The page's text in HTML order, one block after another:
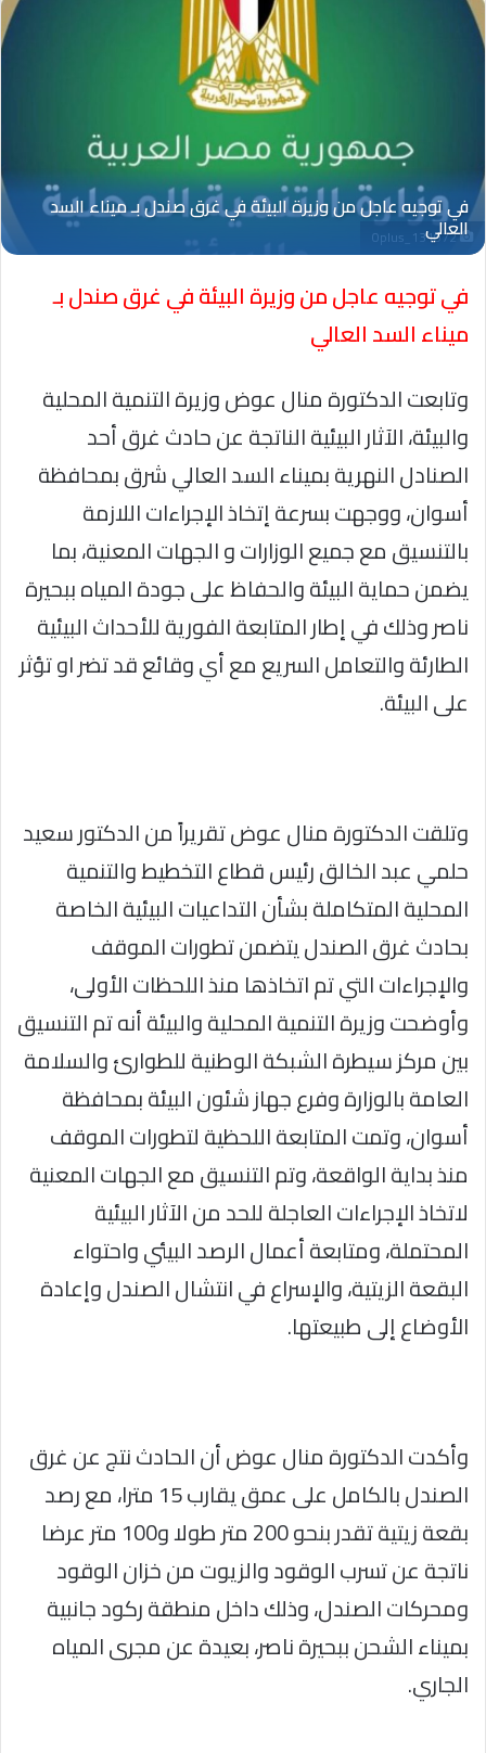
Oplus_131072
في توجيه عاجل من وزيرة البيئة في غرق صندل بـ
ميناء السد العالي
وتابعت الدكتورة منال عوض وزيرة التنمية المحلية
والبيئة، الآثار البيئية الناتجة عن حادث غرق أحد
الصنادل النهرية بميناء السد العالي شرق بمحافظة
أسوان، ووجهت بسرعة إتخاذ الإجراءات اللازمة
بالتنسيق مع جميع الوزارات و الجهات المعنية، بما
يضمن حماية البيئة والحفاظ على جودة المياه ببحيرة
ناصر وذلك في إطار المتابعة الفورية للأحداث البيئية
الطارئة والتعامل السريع مع أي وقائع قد تضر او تؤثر
على البيئة.
وتلقت الدكتورة منال عوض تقريراً من الدكتور سعيد
حلمي عبد الخالق رئيس قطاع التخطيط والتنمية
المحلية المتكاملة بشأن التداعيات البيئية الخاصة
بحادث غرق الصندل يتضمن تطورات الموقف
والإجراءات التي تم اتخاذها منذ اللحظات الأولى،
وأوضحت وزيرة التنمية المحلية والبيئة أنه تم التنسيق
بين مركز سيطرة الشبكة الوطنية للطوارئ والسلامة
العامة بالوزارة وفرع جهاز شئون البيئة بمحافظة
أسوان، وتمت المتابعة اللحظية لتطورات الموقف
منذ بداية الواقعة، وتم التنسيق مع الجهات المعنية
لاتخاذ الإجراءات العاجلة للحد من الآثار البيئية
المحتملة، ومتابعة أعمال الرصد البيئي واحتواء
البقعة الزيتية، والإسراع في انتشال الصندل وإعادة
الأوضاع إلى طبيعتها.
وأكدت الدكتورة منال عوض أن الحادث نتج عن غرق
الصندل بالكامل على عمق يقارب 15 مترا، مع رصد
بقعة زيتية تقدر بنحو 200 متر طولا و100 متر عرضا
ناتجة عن تسرب الوقود والزيوت من خزان الوقود
ومحركات الصندل، وذلك داخل منطقة ركود جانبية
بميناء الشحن ببحيرة ناصر، بعيدة عن مجرى المياه
الجاري.